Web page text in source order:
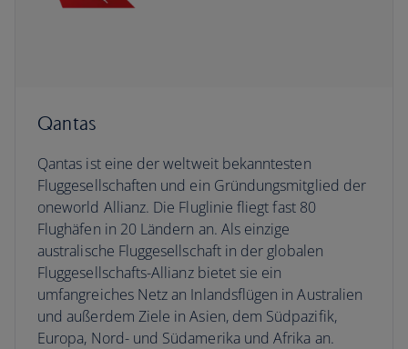
Qantas
Qantas ist eine der weltweit bekanntesten
Fluggesellschaften und ein Gründungsmitglied der
oneworld Allianz. Die Fluglinie fliegt fast 80
Flughäfen in 20 Ländern an. Als einzige
australische Fluggesellschaft in der globalen
Fluggesellschafts-Allianz bietet sie ein
umfangreiches Netz an Inlandsflügen in Australien
und außerdem Ziele in Asien, dem Südpazifik,
Europa, Nord- und Südamerika und Afrika an.